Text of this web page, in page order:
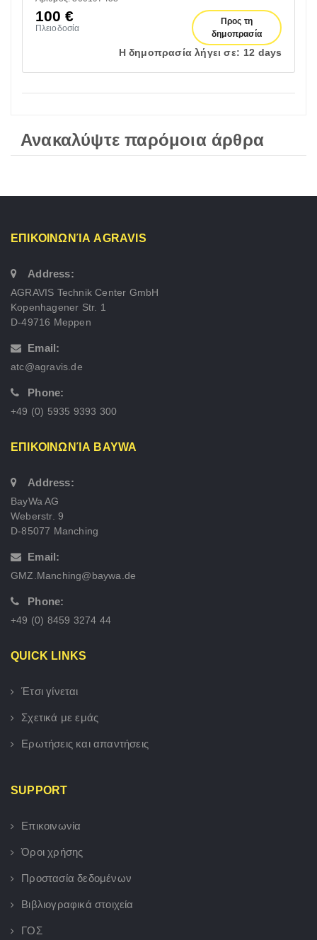
100€
Πλειοδοσία
Προς τη
δημοπρασία
Η δημοπρασία λήγει σε: 12 days
Ανακαλύψτε παρόμοια άρθρα
ΕΠΙΚΟΙΝΩΝΊΑ AGRAVIS
Address:
AGRAVIS Technik Center GmbH
Kopenhagener Str. 1
D-49716 Meppen
Email:
atc@agravis.de
Phone:
+49 (0) 5935 9393 300
ΕΠΙΚΟΙΝΩΝΊΑ BAYWA
Address:
BayWa AG
Weberstr. 9
D-85077 Manching
Email:
GMZ.Manching@baywa.de
Phone:
+49 (0) 8459 3274 44
QUICK LINKS
Έτσι γίνεται
Σχετικά με εμάς
Ερωτήσεις και απαντήσεις
SUPPORT
Επικοινωνία
Όροι χρήσης
Προστασία δεδομένων
Βιβλιογραφικά στοιχεία
ΓΟΣ